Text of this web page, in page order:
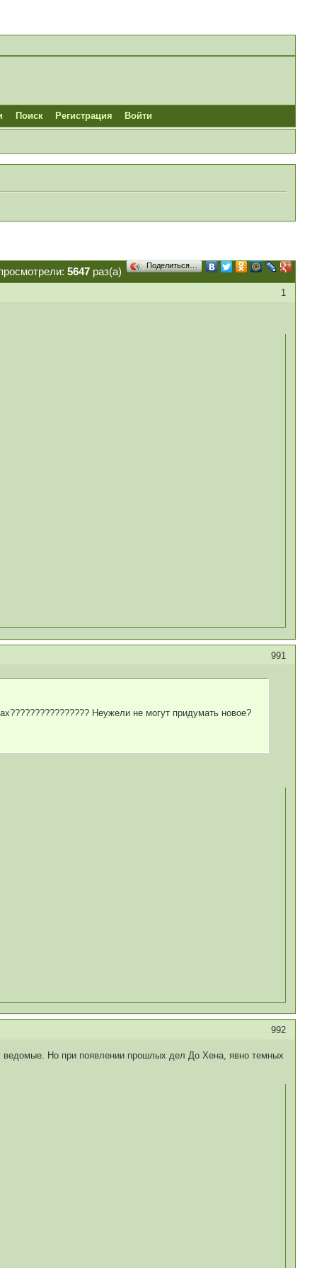
Поиск Регистрация Войти
Поделиться…
5647 раз(а)
1
991
Неужели не могут придумать новое?
992
ведомые. Но при появлении прошлых дел До Хена, явно темных